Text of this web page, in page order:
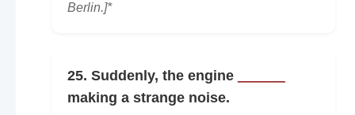
Berlin.]*
25. Suddenly, the engine
making a strange noise.